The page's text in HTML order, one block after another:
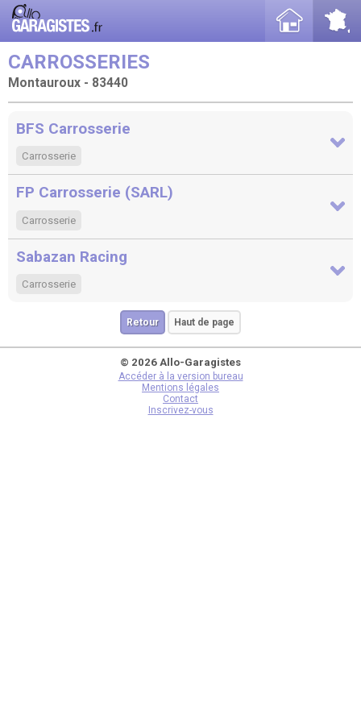
CARROSSERIES
Montauroux - 83440
BFS Carrosserie
Carrosserie
FP Carrosserie (SARL)
Carrosserie
Sabazan Racing
Carrosserie
Retour Haut de page
© 2026 Allo-Garagistes
Accéder à la version bureau
Mentions légales
Contact
Inscrivez-vous